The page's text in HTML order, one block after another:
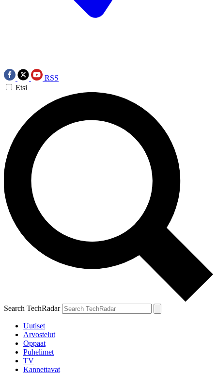
RSS
Etsi
Search TechRadar
Uutiset
Arvostelut
Oppaat
Puhelimet
TV
Kannettavat